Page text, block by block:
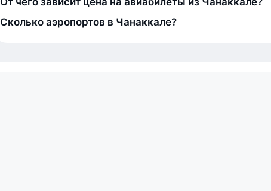
Сколько аэропортов в Чанаккале?